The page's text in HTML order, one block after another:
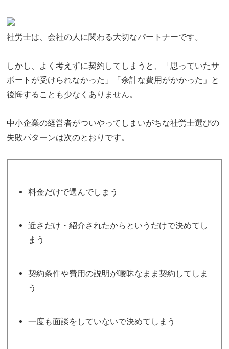
社労士は、会社の人に関わる大切なパートナーです。
しかし、よく考えずに契約してしまうと、「思っていたサ
ポートが受けられなかった」「余計な費用がかかった」と
後悔することも少なくありません。
中小企業の経営者がついやってしまいがちな社労士選びの
失敗パターンは次のとおりです。
料金だけで選んでしまう
近さだけ・紹介されたからというだけで決めてし
まう
契約条件や費用の説明が曖昧なまま契約してしま
う
一度も面談をしていないで決めてしまう